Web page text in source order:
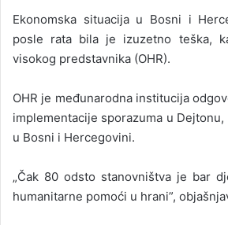
Ekonomska situacija u Bosni i
posle rata bila je izuzetno teška,
visokog predstavnika (OHR).
OHR je međunarodna institucija
implementacije sporazuma u
u Bosni i Hercegovini.
„Čak 80 odsto stanovništva je bar
humanitarne pomoći u hrani”,